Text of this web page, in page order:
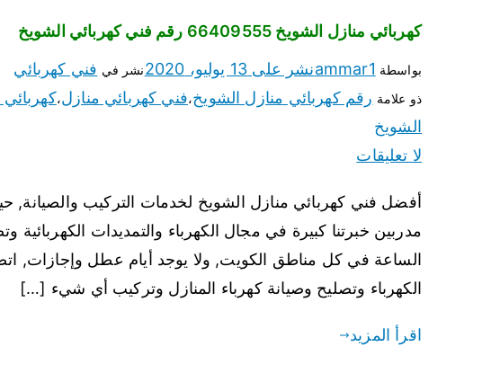
كهربائي منازل الشويخ 66409555 رقم فني كهربائي الشويخ
بواسطة ammar1نشر على 13 يوليو، 2020 نشر في فني كهربائي
ذو علامة رقم كهربائي منازل الشويخ،فني كهربائي منازل،
الشويخ
لا تعليقات
أفضل فني كهربائي منازل الشويخ لخدمات التركيب والصيانة,
مدربين خبرتنا كبيرة في مجال الكهرباء والتمديدات الكهربائية
الكهرباء وتصليح وصيانة كهرباء المنازل وتركيب أي شيء […]
اقرأ المزيد